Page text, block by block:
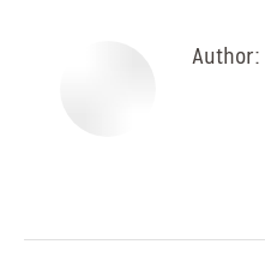
Author: